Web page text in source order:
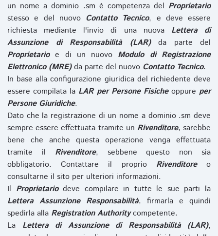
un nome a dominio .sm è competenza del Proprietario
stesso e del nuovo Contatto Tecnico, e deve essere
richiesta mediante l'invio di una nuova Lettera di
Assunzione di Responsabilità (LAR)da parte del
Proprietarioe di un nuovo Modulo di Registrazione
Elettronico (MRE)da parte del nuovo Contatto Tecnico.
In base alla configurazione giuridica del richiedente deve
essere compilata la LAR per Persone Fisicheoppure per
Persone Giuridiche.
Dato che la registrazione di un nome a dominio .sm deve
sempre essere effettuata tramite un Rivenditore, sarebbe
bene che anche questa operazione venga effettuata
tramite il Rivenditore, sebbene questo non sia
obbligatorio. Contattare il proprio Rivenditoreo
consultarne il sito per ulteriori informazioni.
Il Proprietariodeve compilare in tutte le sue parti la
Lettera Assunzione Responsabilità, firmarla e quindi
spedirla alla Registration Authoritycompetente.
La Lettera di Assunzione di Responsabilità (LAR),